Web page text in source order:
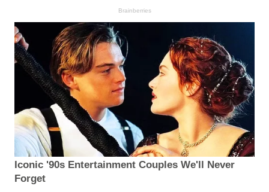
Brainberries
Iconic '90s Entertainment Couples We'll Never
Forget